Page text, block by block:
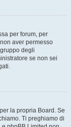
per forum, per
aver permesso
degli
se non sei
la propria Board. Se
Ti preghiamo di